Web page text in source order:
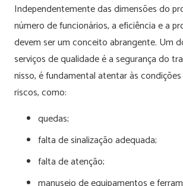
Independentemente das dimensões do
número de funcionários, a eficiência e a
devem ser um conceito abrangente. Um
serviços de qualidade é a segurança do
nisso, é fundamental atentar às
riscos, como:
quedas;
falta de sinalização adequada;
falta de atenção;